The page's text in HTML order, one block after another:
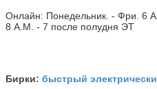
Онлайн: Понедельник. - Фри. 6
8 А.М. - 7 после полудня ЭТ
Бирки: быстрый